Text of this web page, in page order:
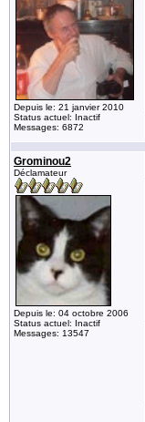
Depuis le: 21 janvier 2010
Status actuel: Inactif
Messages: 6872
Grominou2
Déclamateur
Depuis le: 04 octobre 2006
Status actuel: Inactif
Messages: 13547